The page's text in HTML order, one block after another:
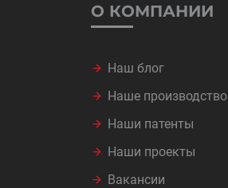
О КОМПАНИИ
Наш блог
Наше производство
Наши патенты
Наши проекты
Вакансии